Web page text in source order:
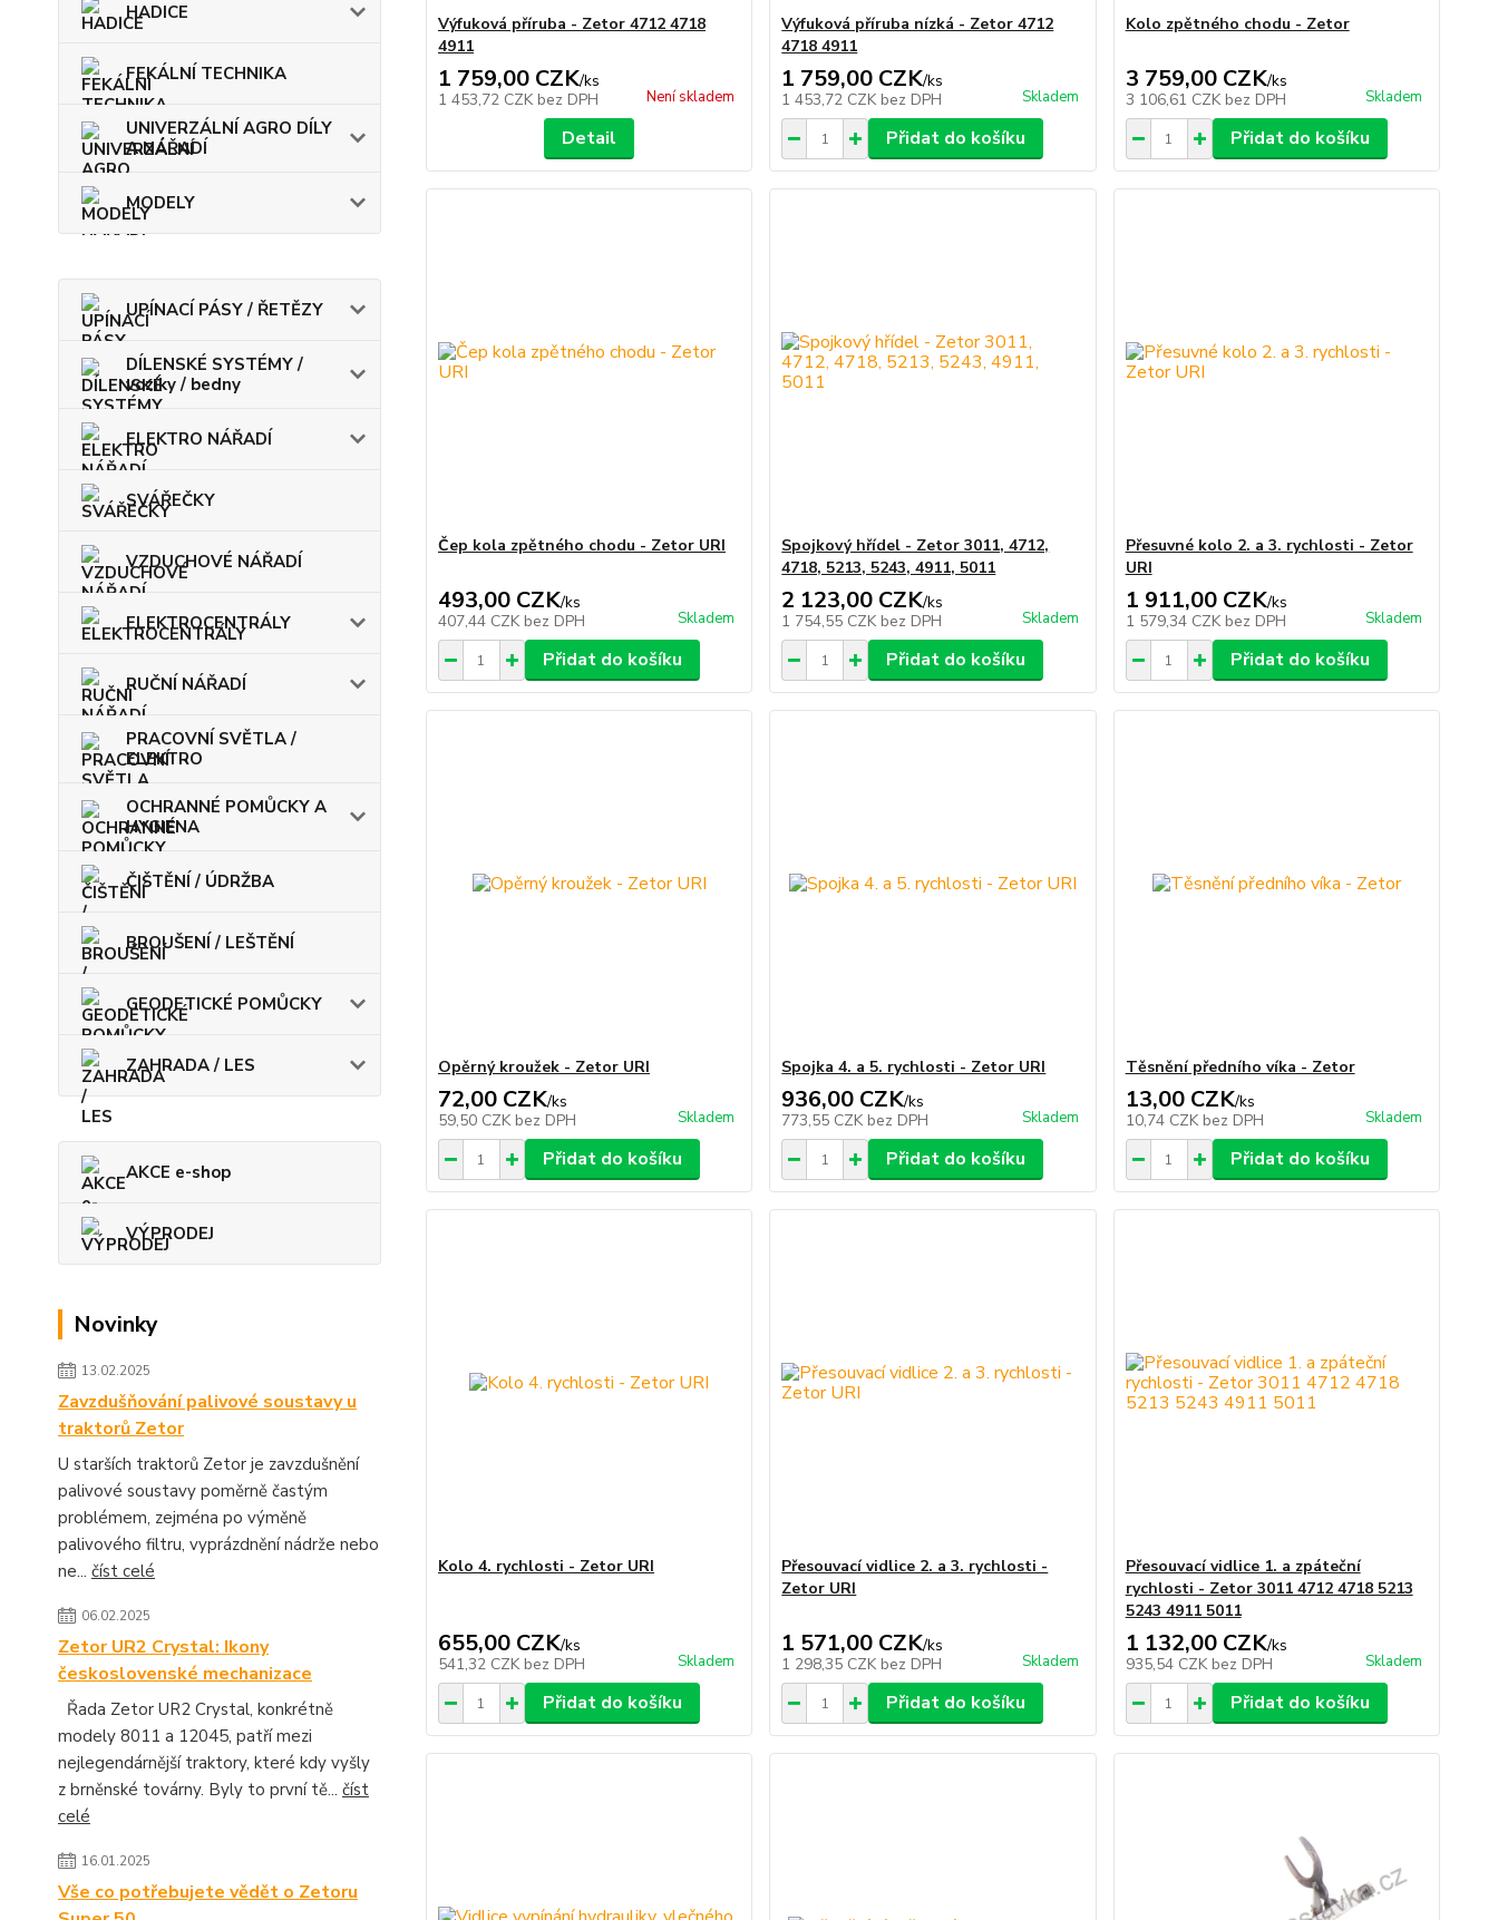
HADICE
FEKÁLNÍ TECHNIKA
UNIVERZÁLNÍ AGRO DÍLY
A NÁŘADÍ
MODELY
UPÍNACÍ PÁSY / ŘETĚZY
DÍLENSKÉ SYSTÉMY /
vozíky / bedny
ELEKTRO NÁŘADÍ
SVÁŘEČKY
VZDUCHOVÉ NÁŘADÍ
ELEKTROCENTRÁLY
RUČNÍ NÁŘADÍ
PRACOVNÍ SVĚTLA /
ELEKTRO
OCHRANNÉ POMŮCKY A
HYGIENA
ČIŠTĚNÍ / ÚDRŽBA
BROUŠENÍ / LEŠTĚNÍ
GEODETICKÉ POMŮCKY
ZAHRADA / LES
AKCE e-shop
VÝPRODEJ
Novinky
13.02.2025
Zavzdušňování palivové soustavy u
traktorů Zetor
U starších traktorů Zetor je zavzdušnění
palivové soustavy poměrně častým
problémem, zejména po výměně
palivového filtru, vyprázdnění nádrže nebo
ne... číst celé
06.02.2025
Zetor UR2 Crystal: Ikony
československé mechanizace
Řada Zetor UR2 Crystal, konkrétně
modely 8011 a 12045, patří mezi
nejlegendárnější traktory, které kdy vyšly
z brněnské továrny. Byly to první tě... číst
celé
16.01.2025
Vše co potřebujete vědět o Zetoru
Výfuková příruba - Zetor 4712 4718
4911
1 759,00 CZK/ks
1 453,72 CZK bez DPH Není skladem
Detail
Výfuková příruba nízká - Zetor 4712
4718 4911
1 759,00 CZK/ks
1 453,72 CZK bez DPH Skladem
Přidat do košíku
Kolo zpětného chodu - Zetor
3 759,00 CZK/ks
3 106,61 CZK bez DPH Skladem
Přidat do košíku
Čep kola zpětného chodu - Zetor URI
493,00 CZK/ks
407,44 CZK bez DPH Skladem
Přidat do košíku
Spojkový hřídel - Zetor 3011, 4712,
4718, 5213, 5243, 4911, 5011
2 123,00 CZK/ks
1 754,55 CZK bez DPH Skladem
Přidat do košíku
Přesuvné kolo 2. a 3. rychlosti - Zetor
URI
1 911,00 CZK/ks
1 579,34 CZK bez DPH Skladem
Přidat do košíku
Opěrný kroužek - Zetor URI
72,00 CZK/ks
59,50 CZK bez DPH Skladem
Přidat do košíku
Spojka 4. a 5. rychlosti - Zetor URI
936,00 CZK/ks
773,55 CZK bez DPH Skladem
Přidat do košíku
Těsnění předního víka - Zetor
13,00 CZK/ks
10,74 CZK bez DPH Skladem
Přidat do košíku
Kolo 4. rychlosti - Zetor URI
655,00 CZK/ks
541,32 CZK bez DPH Skladem
Přidat do košíku
Přesouvací vidlice 2. a 3. rychlosti -
Zetor URI
1 571,00 CZK/ks
1 298,35 CZK bez DPH Skladem
Přidat do košíku
Přesouvací vidlice 1. a zpáteční
rychlosti - Zetor 3011 4712 4718 5213
5243 4911 5011
1 132,00 CZK/ks
935,54 CZK bez DPH Skladem
Přidat do košíku